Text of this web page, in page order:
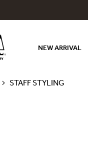
NEW ARRIVAL
STAFF STYLING